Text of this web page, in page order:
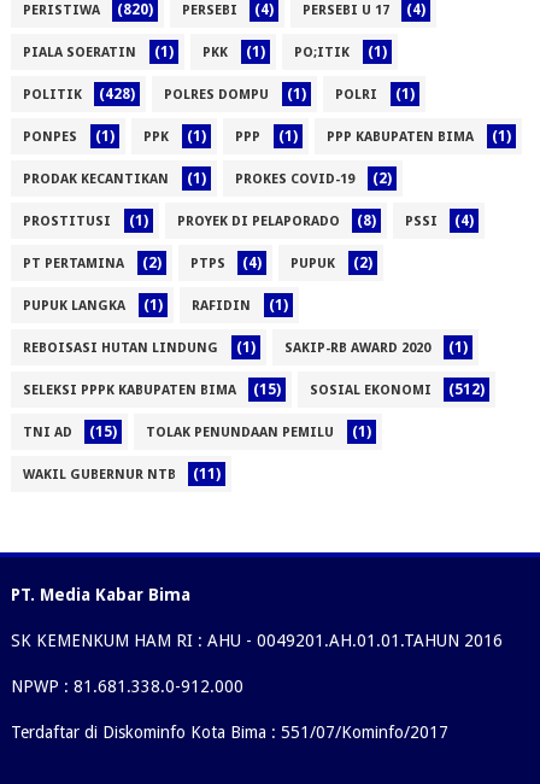
(1)PERISTIWA (820) PERSEBI (4) PERSEBI U 17 (4)
PIALA SOERATIN (1) PKK (1) PO;ITIK (1)
POLITIK (428) POLRES DOMPU (1) POLRI (1)
PONPES (1) PPK (1) PPP (1) PPP KABUPATEN BIMA (1)
PRODAK KECANTIKAN (1) PROKES COVID-19 (2)
PROSTITUSI (1) PROYEK DI PELAPORADO (8) PSSI (4)
PT PERTAMINA (2) PTPS (4) PUPUK (2)
PUPUK LANGKA (1) RAFIDIN (1)
REBOISASI HUTAN LINDUNG (1) SAKIP-RB AWARD 2020 (1)
SELEKSI PPPK KABUPATEN BIMA (15) SOSIAL EKONOMI (512)
TNI AD (15) TOLAK PENUNDAAN PEMILU (1)
WAKIL GUBERNUR NTB (11)
PT. Media Kabar Bima
SK KEMENKUM HAM RI : AHU - 0049201.AH.01.01.TAHUN 2016
NPWP : 81.681.338.0-912.000
Terdaftar di Diskominfo Kota Bima : 551/07/Kominfo/2017